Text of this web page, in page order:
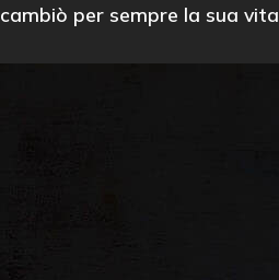
cambiò per sempre la sua vita